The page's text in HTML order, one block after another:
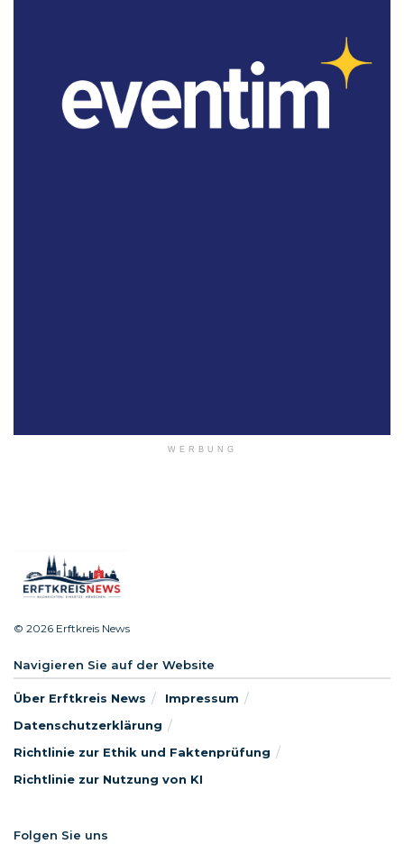
WERBUNG
© 2026 Erftkreis News
Navigieren Sie auf der Website
Über Erftkreis News
Impressum
Datenschutzerklärung
Richtlinie zur Ethik und Faktenprüfung
Richtlinie zur Nutzung von KI
Folgen Sie uns